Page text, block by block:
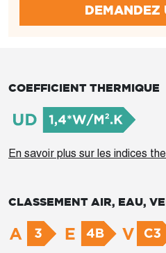
DEMANDEZ
COEFFICIENT THERMIQUE
En savoir plus sur les indices
CLASSEMENT AIR, EAU,